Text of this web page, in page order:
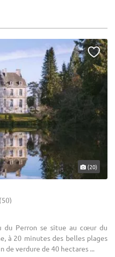
(20)
du Perron se situe au cœur du
à 20 minutes des belles plages
de verdure de 40 hectares ...